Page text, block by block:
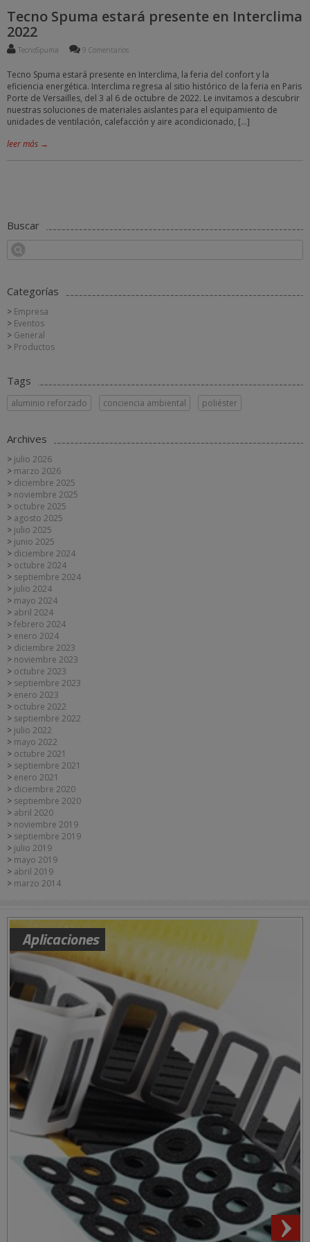
Tecno Spuma estará presente en Interclima
2022
TecnoSpuma 9 Comentarios
Tecno Spuma estará presente en Interclima, la feria del confort y la
eficiencia energética. Interclima regresa al sitio histórico de la feria en Paris
Porte de Versailles, del 3 al 6 de octubre de 2022. Le invitamos a descubrir
nuestras soluciones de materiales aislantes para el equipamiento de
unidades de ventilación, calefacción y aire acondicionado, […]
leer más →
Buscar
Categorías
Empresa
Eventos
General
Productos
Tags
aluminio reforzado conciencia ambiental poliéster
Archives
julio 2026
marzo 2026
diciembre 2025
noviembre 2025
octubre 2025
agosto 2025
julio 2025
junio 2025
diciembre 2024
octubre 2024
septiembre 2024
julio 2024
mayo 2024
abril 2024
febrero 2024
enero 2024
diciembre 2023
noviembre 2023
octubre 2023
septiembre 2023
enero 2023
octubre 2022
septiembre 2022
julio 2022
mayo 2022
octubre 2021
septiembre 2021
enero 2021
diciembre 2020
septiembre 2020
abril 2020
noviembre 2019
septiembre 2019
julio 2019
mayo 2019
abril 2019
marzo 2014
Aplicaciones